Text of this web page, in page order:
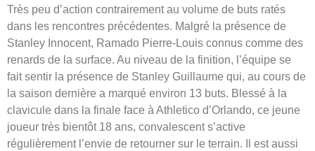
Très peu d’action contrairement au volume de buts ratés
dans les rencontres précédentes. Malgré la présence de
Stanley Innocent, Ramado Pierre-Louis connus comme des
renards de la surface. Au niveau de la finition, l’équipe se
fait sentir la présence de Stanley Guillaume qui, au cours de
la saison dernière a marqué environ 13 buts. Blessé à la
clavicule dans la finale face à Athletico d’Orlando, ce jeune
joueur très bientôt 18 ans, convalescent s’active
régulièrement l’envie de retourner sur le terrain. Il est aussi